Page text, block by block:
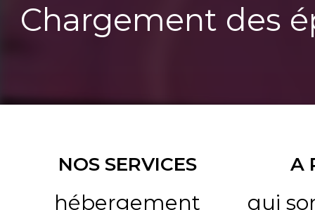
Chargement des
NOS SERVICES
hébergement
A
qui